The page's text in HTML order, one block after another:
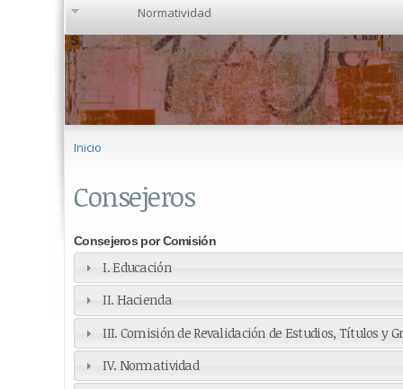
Normatividad
Inicio
Consejeros
Consejeros por Comisión
I. Educación
II. Hacienda
III. Comisión de Revalidación de Estudios, Títulos y
IV. Normatividad